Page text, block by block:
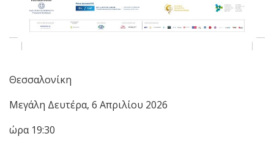
Θεσσαλονίκη
Μεγάλη Δευτέρα, 6 Απριλίου 2026
ώρα 19:30